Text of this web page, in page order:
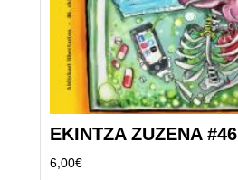
EKINTZA ZUZENA #46
6,00€